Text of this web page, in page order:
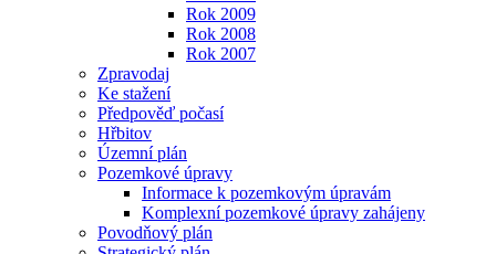
Rok 2009
Rok 2008
Rok 2007
Zpravodaj
Ke stažení
Předpověď počasí
Hřbitov
Územní plán
Pozemkové úpravy
Informace k pozemkovým úpravám
Komplexní pozemkové úpravy zahájeny
Povodňový plán